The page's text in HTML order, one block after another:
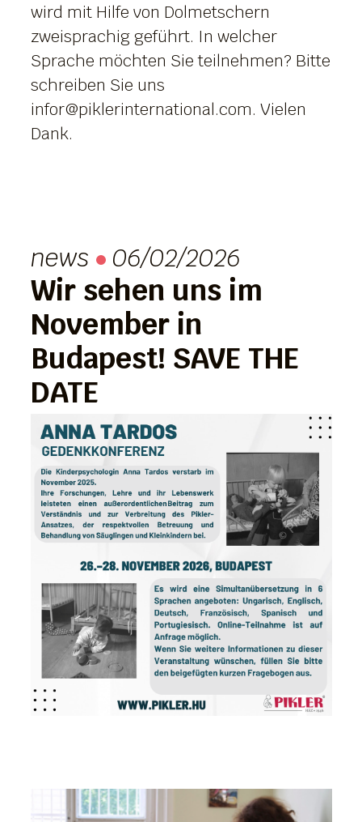
wird mit Hilfe von Dolmetschern
zweisprachig geführt. In welcher
Sprache möchten Sie teilnehmen? Bitte
schreiben Sie uns
infor@piklerinternational.com. Vielen
Dank.
news 06/02/2026
Wir sehen uns im
November in
Budapest! SAVE THE
DATE